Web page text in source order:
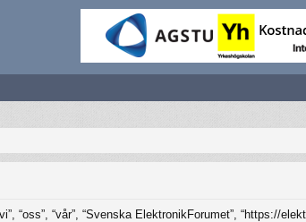
“oss”, “vår”, “Svenska ElektronikForumet”,